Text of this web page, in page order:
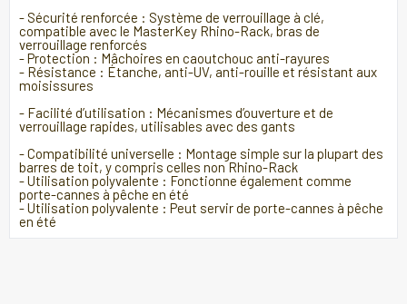
- Sécurité renforcée : Système de verrouillage à clé,
compatible avec le MasterKey Rhino-Rack, bras de
verrouillage renforcés
- Protection : Mâchoires en caoutchouc anti-rayures
- Résistance : Étanche, anti-UV, anti-rouille et résistant aux
moisissures
- Facilité d’utilisation : Mécanismes d’ouverture et de
verrouillage rapides, utilisables avec des gants
- Compatibilité universelle : Montage simple sur la plupart des
barres de toit, y compris celles non Rhino-Rack
- Utilisation polyvalente : Fonctionne également comme
porte-cannes à pêche en été
- Utilisation polyvalente : Peut servir de porte-cannes à pêche
en été